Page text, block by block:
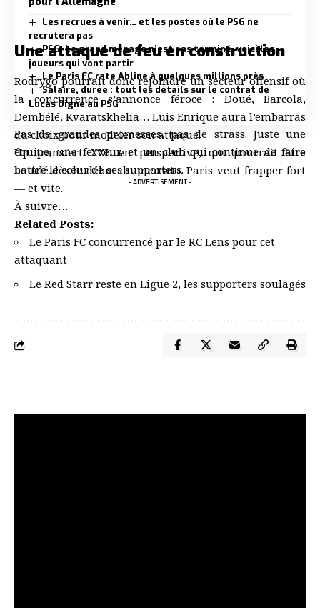
Une attaque de feu en construction
Rodrygo pourrait donc rejoindre un secteur offensif où
la concurrence s’annonce féroce : Doué, Barcola,
Dembélé, Kvaratskhelia… Luis Enrique aura l’embarras
du choix pour modeler son attaque.
Un transfert XXL en perspective, qui pourrait être
bouclé dès le début du mercato. Paris veut frapper fort
— et vite.
À suivre…
Related Posts:
Le Paris FC concurrencé par le RC Lens pour cet
attaquant
Le Red Starr reste en Ligue 2, les supporters soulagés
Les recrues à venir… et les postes où le PSG ne
recrutera pas
PSG. Le grand ménage n’est pas terminé, voici les
joueurs qui vont partir
Le Paris FC rate Abline à quelques millions près
Salaire, durée : tout les détails sur le contrat de
Lucas Digne au PSG
Pas de grandes promesses, pas de strass. Juste une
équipe, une ferveur, et un club qui continue de faire
battre le cœur de ses supporters.
- ADVERTISEMENT -